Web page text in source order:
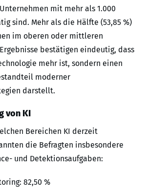
mit mehr als 1.000
sind. Mehr als die Hälfte (53,85 %)
im oberen oder mittleren
bestätigen eindeutig, dass
mehr ist, sondern einen
moderner
darstellt.
von KI
Bereichen KI derzeit
die Befragten insbesondere
und Detektionsaufgaben:
82,50 %